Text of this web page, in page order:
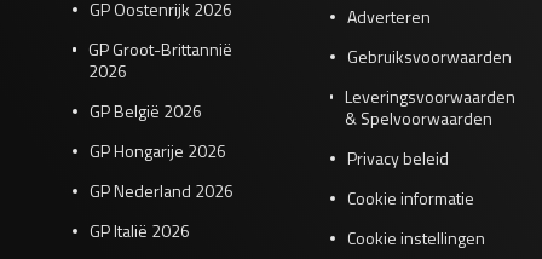
GP Oostenrijk 2026
GP Groot-Brittannië
2026
GP België 2026
GP Hongarije 2026
GP Nederland 2026
GP Italië 2026
Adverteren
Gebruiksvoorwaarden
Leveringsvoorwaarden
& Spelvoorwaarden
Privacy beleid
Cookie informatie
Cookie instellingen